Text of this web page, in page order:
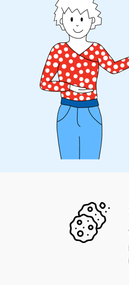
Kwaliteitsregister
Maliesingel 39,